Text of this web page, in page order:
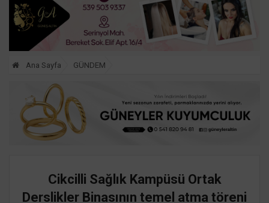
Ana Sayfa GÜNDEM
Cikcilli Sağlık Kampüsü Ortak
Derslikler Binasının temel atma töreni